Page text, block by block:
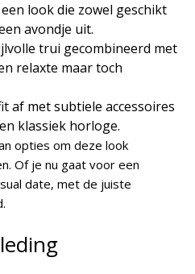
look die zowel geschikt
avondje uit.
trui gecombineerd met
relaxte maar toch
af met subtiele accessoires
klassiek horloge.
opties om deze look
Of je nu gaat voor een
date, met de juiste